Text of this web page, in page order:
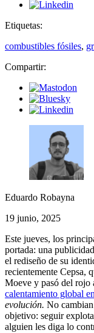
Etiquetas:
combustibles fósiles,
Compartir:
Eduardo Robayna
19 junio, 2025
Este jueves, los
portada: una
el rediseño de su
recientemente Cepsa,
Moeve y pasó del rojo
calentamiento global
evolución. No
objetivo: seguir
alguien les diga lo